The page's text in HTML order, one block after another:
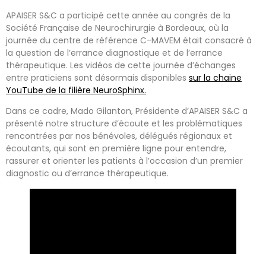
APAISER S&C a participé cette année au congrès de la
Société Française de Neurochirurgie à Bordeaux, où la
journée du centre de référence C-MAVEM était consacré à
la question de l’errance diagnostique et de l’errance
thérapeutique. Les vidéos de cette journée d’échanges
entre praticiens sont désormais disponibles sur la chaine
YouTube de la filière NeuroSphinx.
Dans ce cadre, Mado Gilanton, Présidente d’APAISER S&C a
présenté notre structure d’écoute et les problématiques
rencontrées par nos bénévoles, délégués régionaux et
écoutants, qui sont en première ligne pour entendre,
rassurer et orienter les patients à l’occasion d’un premier
diagnostic ou d’errance thérapeutique.